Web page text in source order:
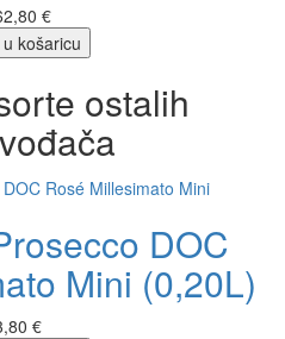
€
košaricu
ostalih
DOC
Mini (0,20L)
€